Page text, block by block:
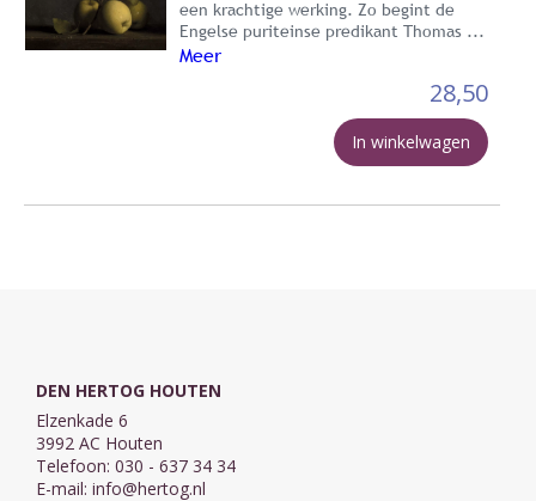
een krachtige werking. Zo begint de
Engelse puriteinse predikant Thomas ...
Meer
28,50
In winkelwagen
DEN HERTOG HOUTEN
Elzenkade 6
3992 AC Houten
Telefoon: 030 - 637 34 34
E-mail: info@hertog.nl